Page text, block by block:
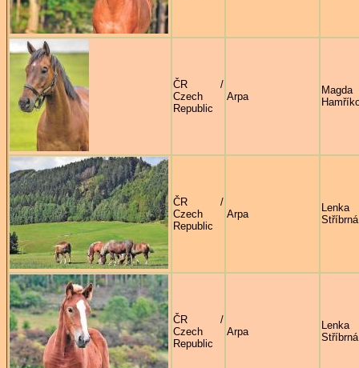
ČR /
Czech
Republic
Arpa
Magda
ČR /
Czech
Republic
Arpa
Lenka
Stříbrná
ČR /
Czech
Republic
Arpa
Lenka
Stříbrná